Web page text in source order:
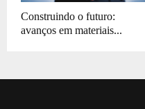
Construindo o futuro:
avanços em materiais...